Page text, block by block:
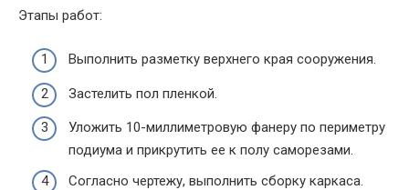
Этапы работ:
Выполнить разметку верхнего края сооружения.
Застелить пол пленкой.
Уложить 10-миллиметровую фанеру по периметру
подиума и прикрутить ее к полу саморезами.
Согласно чертежу, выполнить сборку каркаса.